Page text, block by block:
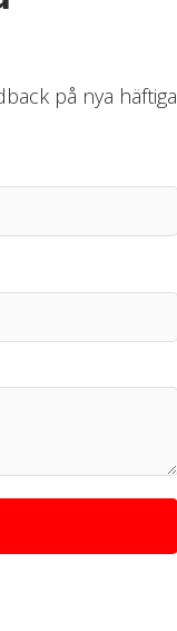
på nya häftiga